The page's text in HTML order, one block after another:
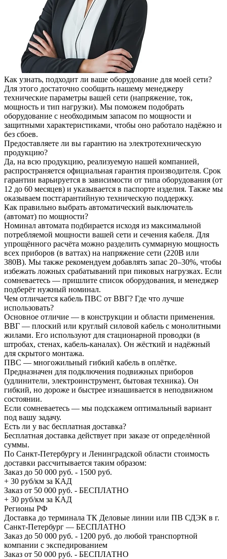
Как узнать, подходит ли ваше оборудование для моей сети?
Для этого достаточно сообщить нашему менеджеру
технические параметры вашей сети (напряжение, ток,
мощность и тип нагрузки). Мы поможем подобрать
оборудование с необходимым запасом по мощности и
защитными характеристиками, чтобы оно работало надёжно и
без сбоев.
Предоставляете ли вы гарантию на электротехническую
продукцию?
Да, на всю продукцию, реализуемую нашей компанией,
распространяется официальная гарантия производителя. Срок
гарантии варьируется в зависимости от типа оборудования (от
12 до 60 месяцев) и указывается в паспорте изделия. Также мы
оказываем постгарантийную техническую поддержку.
Как правильно выбрать автоматический выключатель
(автомат) по мощности?
Номинал автомата подбирается исходя из максимальной
потребляемой мощности вашей сети и сечения кабеля. Для
упрощённого расчёта можно разделить суммарную мощность
всех приборов (в ваттах) на напряжение сети (220В или
380В). Мы также рекомендуем добавлять запас 20–30%, чтобы
избежать ложных срабатываний при пиковых нагрузках. Если
сомневаетесь — пришлите список оборудования, и менеджер
подберёт нужный номинал.
Чем отличается кабель ПВС от ВВГ? Где что лучше
использовать?
Основное отличие — в конструкции и области применения.
ВВГ — плоский или круглый силовой кабель с монолитными
жилами. Его используют для стационарной проводки (в
штробах, стенах, кабель-каналах). Он жёсткий и надёжный
для скрытого монтажа.
ПВС — многожильный гибкий кабель в оплётке.
Предназначен для подключения подвижных приборов
(удлинители, электроинструмент, бытовая техника). Он
гибкий, но дороже и быстрее изнашивается в неподвижном
состоянии.
Если сомневаетесь — мы подскажем оптимальный вариант
под вашу задачу.
Есть ли у вас бесплатная доставка?
Бесплатная доставка действует при заказе от определённой
суммы.
По Санкт-Петербургу и Ленинградской области стоимость
доставки рассчитывается таким образом:
Заказ до 50 000 руб. - 1500 руб.
+ 30 руб/км за КАД
Заказ от 50 000 руб. - БЕСПЛАТНО
+ 30 руб/км за КАД
Регионы РФ
Доставка до терминала ТК Деловые линии или ПВ СДЭК в г.
Санкт-Петербург — БЕСПЛАТНО
Заказ до 50 000 руб. - 1200 руб. до любой транспортной
компании с экспедированием
Заказ от 50 000 руб. - БЕСПЛАТНО